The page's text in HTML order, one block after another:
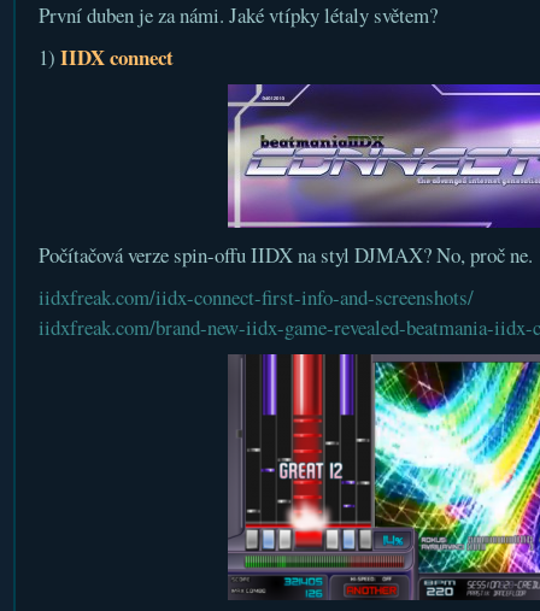
První duben je za námi. Jaké vtípky létaly světem?
1) IIDX connect
Počítačová verze spin-offu IIDX na styl DJMAX? No, proč ne.
iidxfreak.com/iidx-connect-first-info-and-screenshots/
iidxfreak.com/brand-new-iidx-game-revealed-beatmania-iidx-